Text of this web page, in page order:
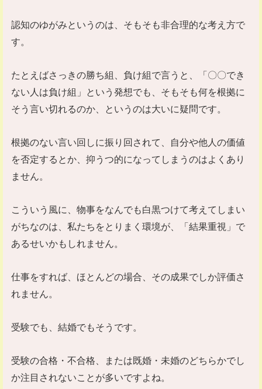
認知のゆがみというのは、そもそも非合理的な考え方で
す。
たとえばさっきの勝ち組、負け組で言うと、「〇〇でき
ない人は負け組」という発想でも、そもそも何を根拠に
そう言い切れるのか、というのは大いに疑問です。
根拠のない言い回しに振り回されて、自分や他人の価値
を否定するとか、抑うつ的になってしまうのはよくあり
ません。
こういう風に、物事をなんでも白黒つけて考えてしまい
がちなのは、私たちをとりまく環境が、「結果重視」で
あるせいかもしれません。
仕事をすれば、ほとんどの場合、その成果でしか評価さ
れません。
受験でも、結婚でもそうです。
受験の合格・不合格、または既婚・未婚のどちらかでし
か注目されないことが多いですよね。